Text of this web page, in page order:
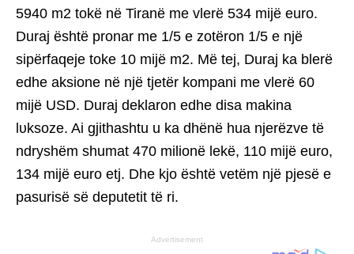
5940 m2 tokë në Tiranë me vlerë 534 mijë euro.
Duraj është pronar me 1/5 e zotëron 1/5 e një
sipërfaqeje toke 10 mijë m2. Më tej, Duraj ka blerë
edhe aksione në një tjetër kompani me vlerë 60
mijë USD. Duraj deklaron edhe disa makina
lυksoze. Ai gjithashtu u ka dhënë hua njerëzve të
ndryshëm shumat 470 milionë lekë, 110 mijë euro,
134 mijë euro etj. Dhe kjo është vetëm një pjesë e
pasurisë së deputetit të ri.
Advertisement